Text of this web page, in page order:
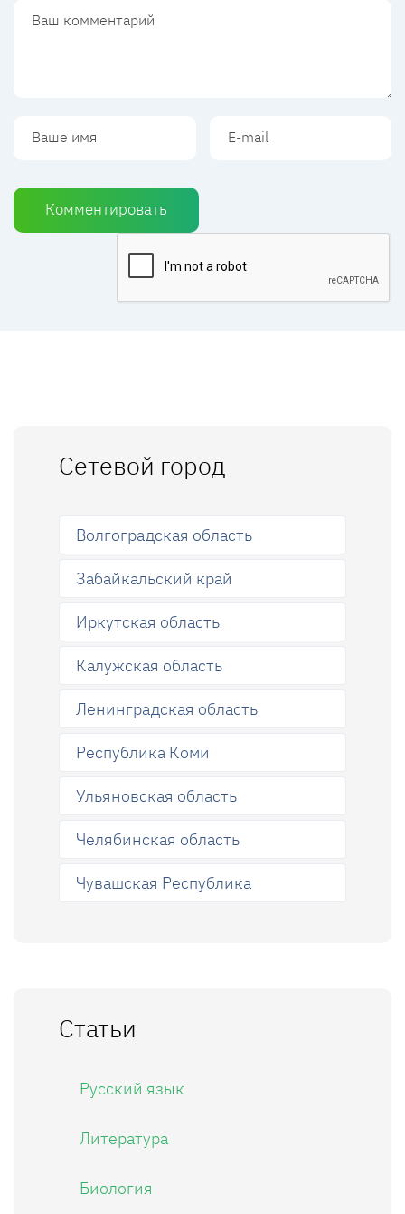
Комментировать
Сетевой город
Волгоградская область
Забайкальский край
Иркутская область
Калужская область
Ленинградская область
Республика Коми
Ульяновская область
Челябинская область
Чувашская Республика
Статьи
Русский язык
Литература
Биология